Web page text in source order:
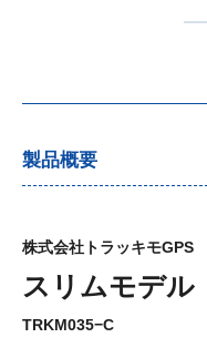
製品概要
株式会社トラッキモGPS
スリムモデル
TRKM035−C